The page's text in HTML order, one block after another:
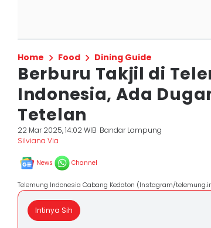
Home Food Dining Guide
Berburu Takjil di
Indonesia, Ada
Tetelan
22 Mar 2025, 14:02 WIB Bandar Lampung
Silviana Via
News Channel
Telemung Indonesia Cabang Kedaton (Instagram/
Intinya Sih